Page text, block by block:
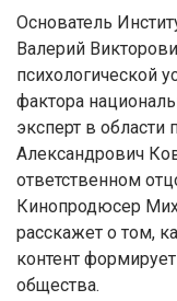
Основатель
Валерий
психологической
фактора
эксперт в
Александрович
ответственном
Кинопродюсер
расскажет о том,
контент
общества.